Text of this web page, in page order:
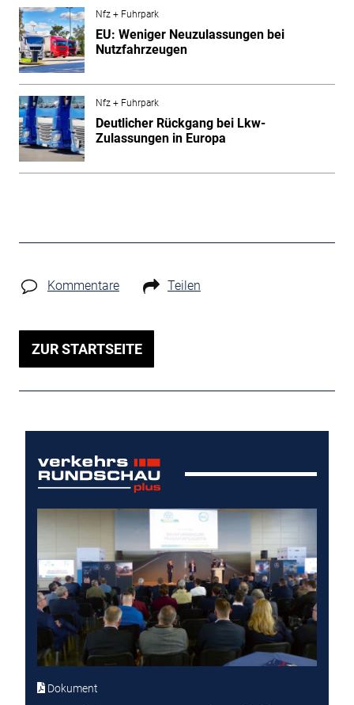
Nfz + Fuhrpark
EU: Weniger Neuzulassungen bei
Nutzfahrzeugen
Nfz + Fuhrpark
Deutlicher Rückgang bei Lkw-
Zulassungen in Europa
Kommentare Teilen
ZUR STARTSEITE
Dokument